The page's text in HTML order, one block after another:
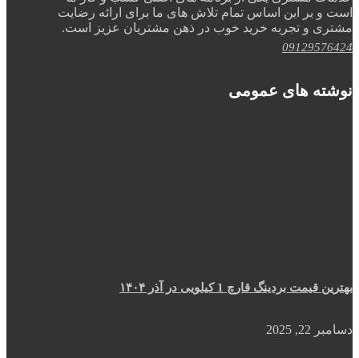
است و بر این اساس تمام تلاش های ما برای ارائه رضایت
مشتری و تجربه خرید خوب در ذهن مشتریان عزیز است.
09129576424
نوشته های عمومی
بهترین قیمت بردینگ قارچ 1 کیلویی در آذر ۱۴۰۴
دسامبر 22, 2025